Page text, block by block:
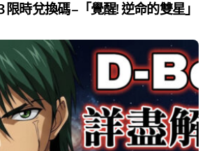
限時兌換碼 –「覺醒! 逆命的雙星」